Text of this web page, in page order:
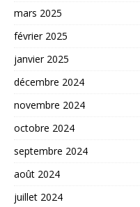
mars 2025
février 2025
janvier 2025
décembre 2024
novembre 2024
octobre 2024
septembre 2024
août 2024
juillet 2024